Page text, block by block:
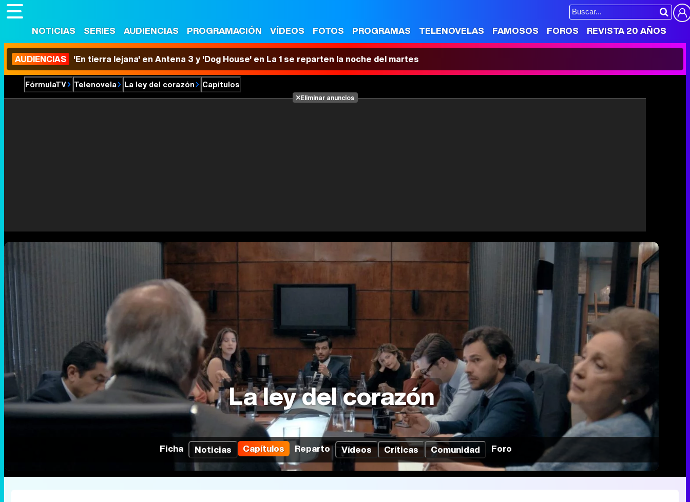
NOTICIAS SERIES AUDIENCIAS PROGRAMACIÓN VÍDEOS FOTOS PROGRAMAS TELENOVELAS FAMOSOS FOROS REVISTA 20 AÑOS
AUDIENCIAS 'En tierra lejana' en Antena 3 y 'Dog House' en La 1 se reparten la noche del martes
FórmulaTV Telenovela La ley del corazón Capítulos
Eliminar anuncios
La ley del corazón
Ficha Noticias Capítulos Reparto Vídeos Críticas Comunidad Foro